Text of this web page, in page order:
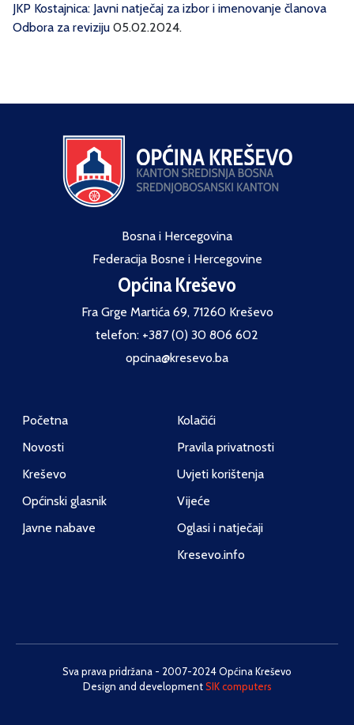
JKP Kostajnica: Javni natječaj za izbor i imenovanje članova
Odbora za reviziju 05.02.2024.
Bosna i Hercegovina
Federacija Bosne i Hercegovine
Općina Kreševo
Fra Grge Martića 69, 71260 Kreševo
telefon: +387 (0) 30 806 602
opcina@kresevo.ba
Početna
Novosti
Kreševo
Općinski glasnik
Javne nabave
Kolačići
Pravila privatnosti
Uvjeti korištenja
Vijeće
Oglasi i natječaji
Kresevo.info
Sva prava pridržana - 2007-2024 Općina Kreševo
Design and developmentSIK computers